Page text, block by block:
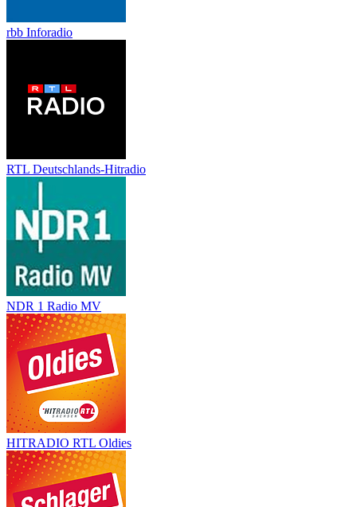
rbb Inforadio
RTL Deutschlands-Hitradio
NDR 1 Radio MV
HITRADIO RTL Oldies